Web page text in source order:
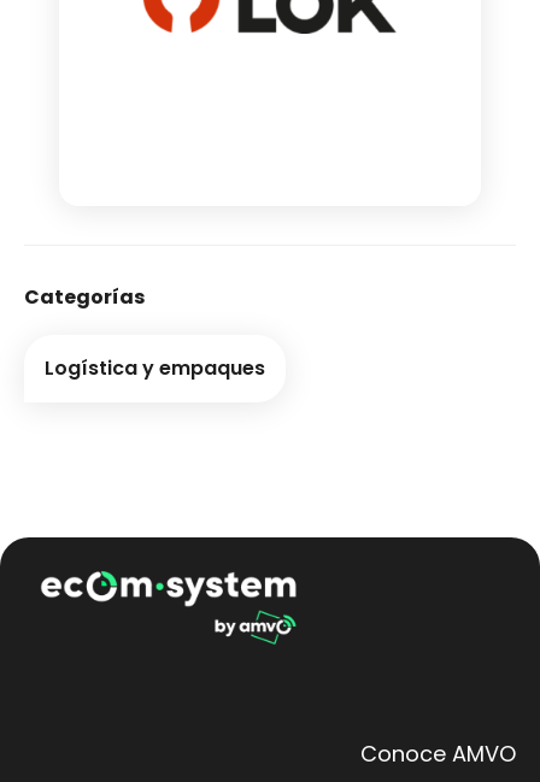
Categorías
Logística y empaques
Conoce AMVO